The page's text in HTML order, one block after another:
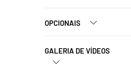
OPCIONAIS
GALERIA DE VÍDEOS